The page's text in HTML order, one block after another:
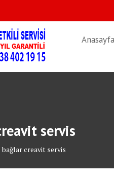
Anasayfa
servis
bağlar creavit servis